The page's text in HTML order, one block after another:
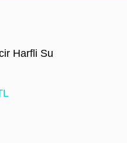
Harfli Su